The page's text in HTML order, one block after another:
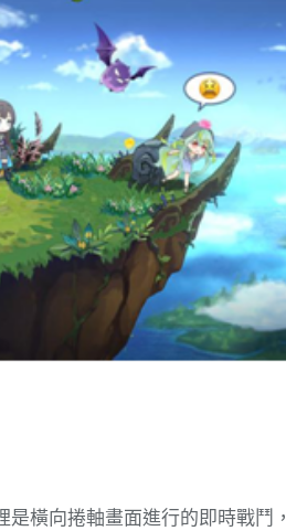
橫向捲軸畫面進行的即時戰鬥，